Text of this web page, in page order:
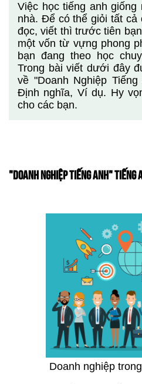
Việc học tiếng anh
nhà. Để có thể giỏi tất cả
đọc, viết thì trước tiên
một vốn từ vựng phong
bạn đang theo học
Trong bài viết dưới đây
về "Doanh Nghiệp
Định nghĩa, Ví dụ. Hy
cho các bạn.
"DOANH NGHIỆP TIẾNG ANH" TIẾNG
Doanh nghiệp